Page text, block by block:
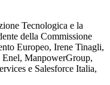
Tecnologica e la
della Commissione
Europeo, Irene Tinagli,
ManpowerGroup,
e Salesforce Italia,